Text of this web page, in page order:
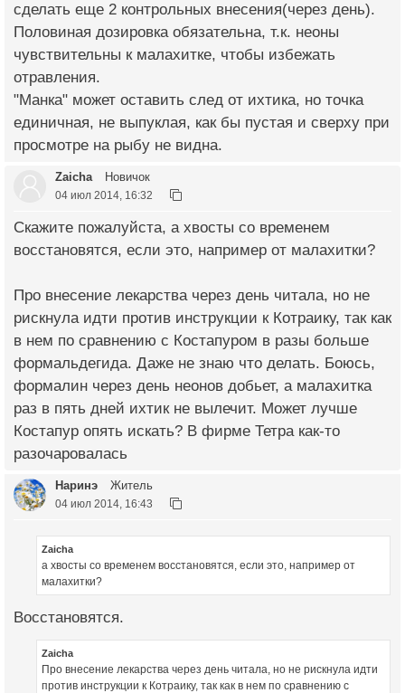
сделать еще 2 контрольных внесения(через день).
Половиная дозировка обязательна, т.к. неоны
чувствительны к малахитке, чтобы избежать
отравления.
"Манка" может оставить след от ихтика, но точка
единичная, не выпуклая, как бы пустая и сверху при
просмотре на рыбу не видна.
Zaicha Новичок
04 июл 2014, 16:32
Скажите пожалуйста, а хвосты со временем
восстановятся, если это, например от малахитки?
Про внесение лекарства через день читала, но не
рискнула идти против инструкции к Котраику, так как
в нем по сравнению с Костапуром в разы больше
формальдегида. Даже не знаю что делать. Боюсь,
формалин через день неонов добьет, а малахитка
раз в пять дней ихтик не вылечит. Может лучше
Костапур опять искать? В фирме Тетра как-то
разочаровалась
Наринэ Житель
04 июл 2014, 16:43
Zaicha
а хвосты со временем восстановятся, если это, например от
малахитки?
Восстановятся.
Zaicha
Про внесение лекарства через день читала, но не рискнула идти
против инструкции к Котраику, так как в нем по сравнению с